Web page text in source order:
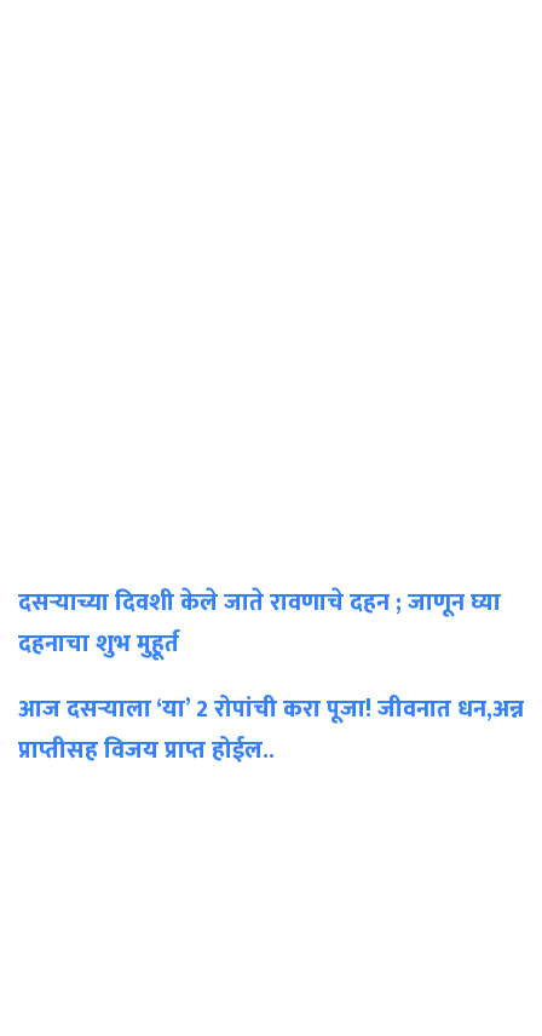
दसऱ्याच्या दिवशी केले जाते रावणाचे दहन ; जाणून घ्या
दहनाचा शुभ मुहूर्त
आज दसऱ्याला ‘या’ 2 रोपांची करा पूजा! जीवनात धन,अन्न
प्राप्तीसह विजय प्राप्त होईल..